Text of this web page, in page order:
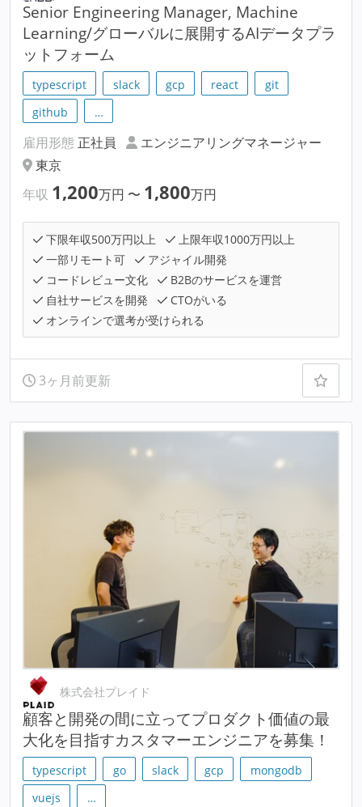
Senior Engineering Manager, Machine
Learning/グローバルに展開するAIデータプラ
ットフォーム
typescript slack gcp react
git
github
…
雇用形態 正社員
エンジニアリングマネージャー
東京
年収 1,200万円 〜 1,800万円
下限年収500万円以上
上限年収1000万円以上
一部リモート可
アジャイル開発
コードレビュー文化
B2Bのサービスを運営
自社サービスを開発
CTOがいる
オンラインで選考が受けられる
3ヶ月前更新
株式会社プレイド
顧客と開発の間に立ってプロダクト価値の最
大化を目指すカスタマーエンジニアを募集！
typescript go slack gcp
mongodb
vuejs
…